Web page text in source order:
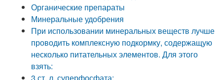
Органические препараты
Минеральные удобрения
При использовании минеральных веществ лучше
проводить комплексную подкормку, содержащую
несколько питательных элементов. Для этого
взять: